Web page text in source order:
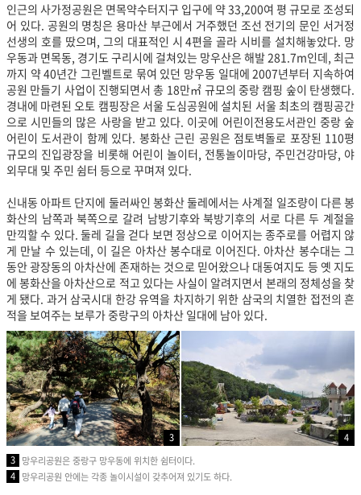
인근의 사가정공원은 면목약수터지구 입구에 약 33,200여 평 규모로 조성되
어 있다. 공원의 명칭은 용마산 부근에서 거주했던 조선 전기의 문인 서거정
선생의 호를 땄으며, 그의 대표적인 시 4편을 골라 시비를 설치해놓았다. 망
우동과 면목동, 경기도 구리시에 걸쳐있는 망우산은 해발 281.7m인데, 최근
까지 약 40년간 그린벨트로 묶여 있던 망우동 일대에 2007년부터 지속하여
공원 만들기 사업이 진행되면서 총 18만㎡ 규모의 중랑 캠핑 숲이 탄생했다.
경내에 마련된 오토 캠핑장은 서울 도심공원에 설치된 서울 최초의 캠핑공간
으로 시민들의 많은 사랑을 받고 있다. 이곳에 어린이전용도서관인 중랑 숲
어린이 도서관이 함께 있다. 봉화산 근린 공원은 점토벽돌로 포장된 110평
규모의 진입광장을 비롯해 어린이 놀이터, 전통놀이마당, 주민건강마당, 야
외무대 및 주민 쉼터 등으로 꾸며져 있다.
신내동 아파트 단지에 둘러싸인 봉화산 둘레에서는 사계절 일조량이 다른 봉
화산의 남쪽과 북쪽으로 갈려 남방기후와 북방기후의 서로 다른 두 계절을
만끽할 수 있다. 둘레 길을 걷다 보면 정상으로 이어지는 종주로를 어렵지 않
게 만날 수 있는데, 이 길은 아차산 봉수대로 이어진다. 아차산 봉수대는 그
동안 광장동의 아차산에 존재하는 것으로 믿어왔으나 대동여지도 등 옛 지도
에 봉화산을 아차산으로 적고 있다는 사실이 알려지면서 본래의 정체성을 찾
게 됐다. 과거 삼국시대 한강 유역을 차지하기 위한 삼국의 치열한 접전의 흔
적을 보여주는 보루가 중랑구의 아차산 일대에 남아 있다.
3
4
3 망우리공원은 중랑구 망우동에 위치한 쉼터이다.
4 망우리공원 안에는 각종 놀이시설이 갖추어져 있기도 하다.